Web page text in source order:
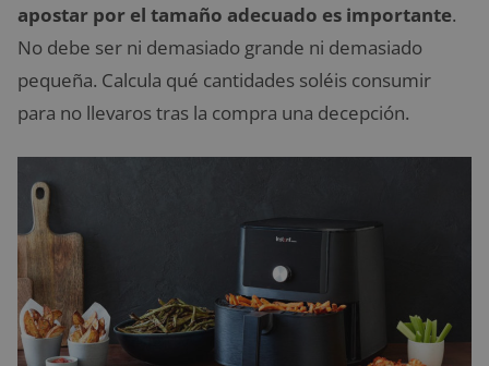
apostar por el tamaño adecuado es importante.
No debe ser ni demasiado grande ni demasiado
pequeña. Calcula qué cantidades soléis consumir
para no llevaros tras la compra una decepción.